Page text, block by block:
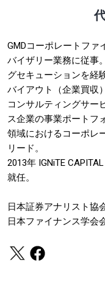
GMDコーポレートファ
バイザリー業務に従事
グセキューションを経
バイアウト（企業買収
コンサルティングサー
ス企業の事業ポートフ
領域におけるコーポレ
リード。
2013年 IGNiTE
就任。
日本証券アナリスト協
日本ファイナンス学会